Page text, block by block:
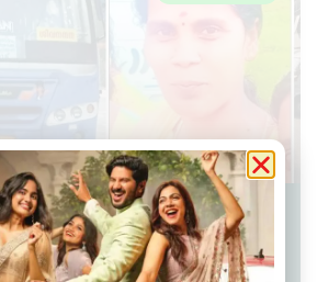
സ്വകാര്യ ബസിടിച്ച്
ദാരുണാന്ത്യം.